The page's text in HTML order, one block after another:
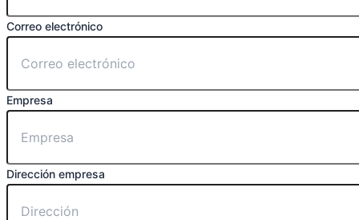
Correo electrónico
Empresa
Dirección empresa